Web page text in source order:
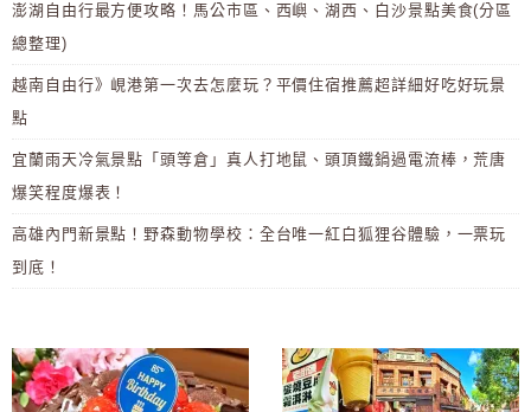
澎湖自由行最方便攻略！馬公市區、西嶼、湖西、白沙景點美食(分區
總整理)
越南自由行》峴港第一次去怎麼玩？平價住宿推薦超詳細好吃好玩景
點
宜蘭雨天冷氣景點「頭等倉」真人打地鼠、頭頂鐵鍋過電流棒，荒唐
爆笑程度爆表！
高雄內門新景點！野森動物學校：全台唯一紅白狐狸谷體驗，一票玩
到底！